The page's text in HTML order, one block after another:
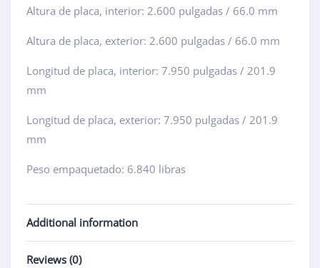
Altura de placa, interior: 2.600 pulgadas / 66.0 mm
Altura de placa, exterior: 2.600 pulgadas / 66.0 mm
Longitud de placa, interior: 7.950 pulgadas / 201.9
mm
Longitud de placa, exterior: 7.950 pulgadas / 201.9
mm
Peso empaquetado: 6.840 libras
Additional information
Reviews (0)